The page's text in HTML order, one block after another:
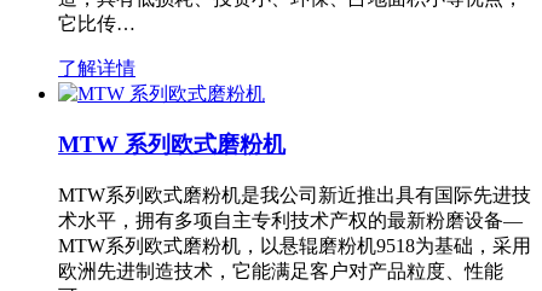
它比传…
了解详情
MTW 系列欧式磨粉机
MTW系列欧式磨粉机是我公司新近推出具有国际先进技
术水平，拥有多项自主专利技术产权的最新粉磨设备—
MTW系列欧式磨粉机，以悬辊磨粉机9518为基础，采用
欧洲先进制造技术，它能满足客户对产品粒度、性能